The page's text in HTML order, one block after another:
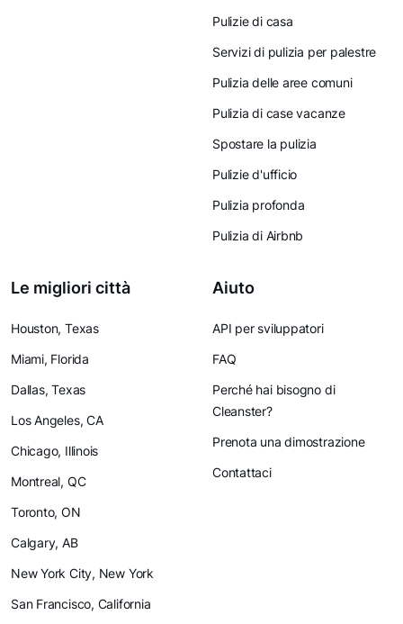
Pulizie di casa
Servizi di pulizia per palestre
Pulizia delle aree comuni
Pulizia di case vacanze
Spostare la pulizia
Pulizie d'ufficio
Pulizia profonda
Pulizia di Airbnb
Le migliori città
Houston, Texas
Miami, Florida
Dallas, Texas
Los Angeles, CA
Chicago, Illinois
Montreal, QC
Toronto, ON
Calgary, AB
New York City, New York
San Francisco, California
Aiuto
API per sviluppatori
FAQ
Perché hai bisogno di
Cleanster?
Prenota una dimostrazione
Contattaci